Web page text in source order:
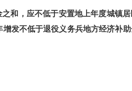
和，应不低于安置地上年度城镇
增发不低于退役义务兵地方经济补